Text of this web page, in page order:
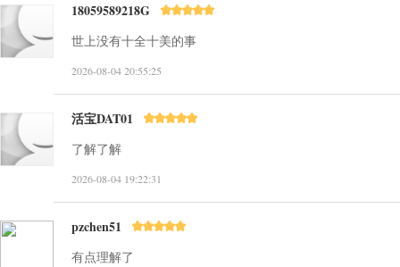
18059589218G
世上没有十全十美的事
2026-08-04 20:55:25
活宝DAT01
了解了解
2026-08-04 19:22:31
pzchen51
有点理解了